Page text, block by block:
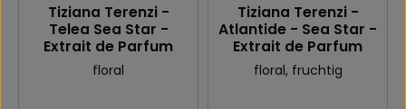
Tiziana Terenzi -
Telea Sea Star -
Extrait de Parfum
floral
Tiziana Terenzi -
Atlantide - Sea Star -
Extrait de Parfum
floral, fruchtig